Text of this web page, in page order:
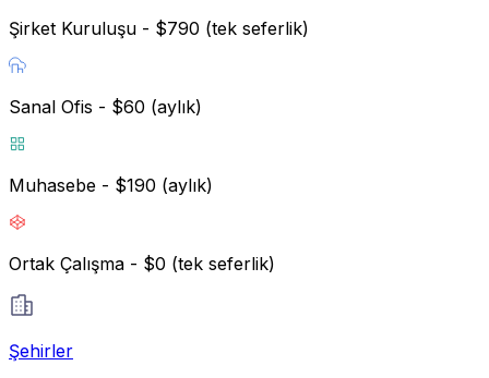
Şirket Kuruluşu - $790 (tek seferlik)
Sanal Ofis - $60 (aylık)
Muhasebe - $190 (aylık)
Ortak Çalışma - $0 (tek seferlik)
Şehirler